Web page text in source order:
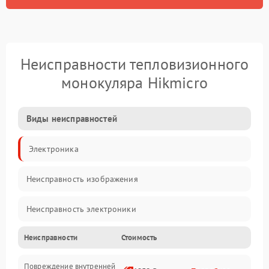
Неисправности тепловизионного
монокуляра Hikmicro
Виды неисправностей
Электроника
Неисправность изображения
Неисправность электроники
Электропитание
Неисправности Стоимость
Повреждение внутренней